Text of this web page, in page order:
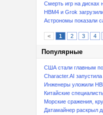
Смерть игр на дисках
HBM4 и Grok
Астрономы показали
< 1 2 3 4
Популярные
США стали главным
Character.AI
Инженеры уложили
Китайские
Морские сражения,
Датамайнер раскрыл